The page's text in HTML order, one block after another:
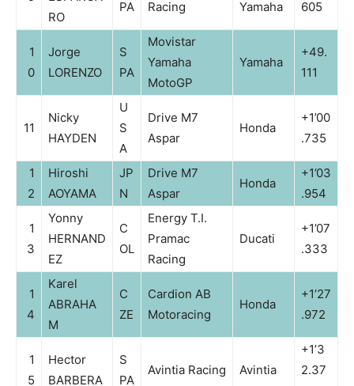
RO
PA
Racing
Yamaha
605
1
0
Jorge
LORENZO
S
PA
Movistar
Yamaha
MotoGP
Yamaha
+49.
111
11
Nicky
HAYDEN
U
S
A
Drive M7
Aspar
Honda
+1’00
.735
1
2
Hiroshi
AOYAMA
JP
N
Drive M7
Aspar
Honda
+1’03
.954
1
3
Yonny
HERNAND
EZ
C
OL
Energy T.I.
Pramac
Racing
Ducati
+1’07
.333
1
4
Karel
ABRAHA
M
C
ZE
Cardion AB
Motoracing
Honda
+1’27
.972
1
5
Hector
BARBERA
S
PA
Avintia Racing Avintia
+1’3
2.37